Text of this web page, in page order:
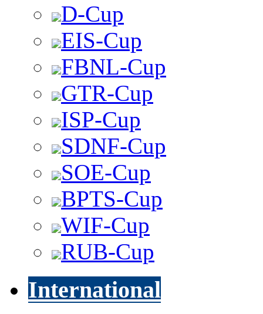
D-Cup
EIS-Cup
FBNL-Cup
GTR-Cup
ISP-Cup
SDNF-Cup
SOE-Cup
BPTS-Cup
WIF-Cup
RUB-Cup
International